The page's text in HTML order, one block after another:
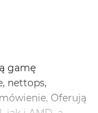
gamę
nettops,
Oferują